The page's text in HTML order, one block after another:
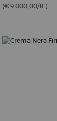
(€ 9.000,00/1l.)